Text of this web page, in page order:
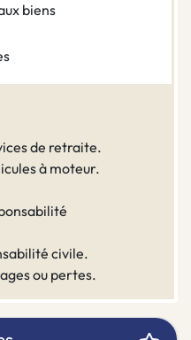
biens
de retraite.
à moteur.
civile.
ou pertes.